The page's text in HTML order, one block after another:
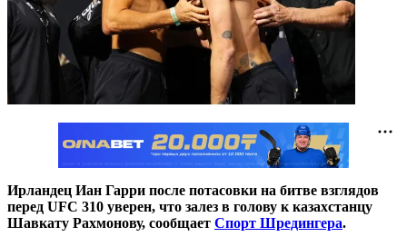
Ирландец Иан Гарри после потасовки на битве взглядов
перед UFC 310 уверен, что залез в голову к казахстанцу
Шавкату Рахмонову, сообщает Спорт Шредингера.